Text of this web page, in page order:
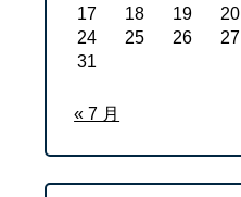
17
18 19 20
24
25 26 27
31
« 7 月